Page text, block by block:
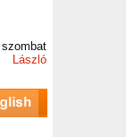
László